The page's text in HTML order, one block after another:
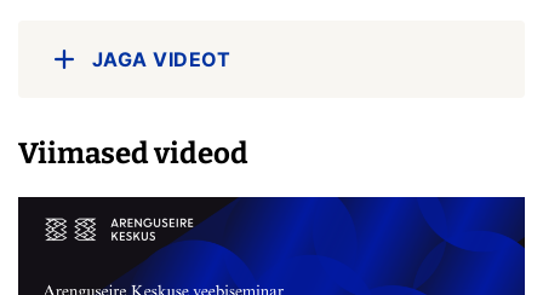
JAGA VIDEOT
Viimased videod